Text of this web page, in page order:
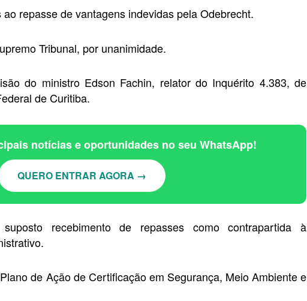
repasse de vantagens indevidas pela Odebrecht.
Tribunal, por unanimidade.
do ministro Edson Fachin, relator do Inquérito 4.383, de
de Curitiba.
notícias e oportunidades no seu WhatsApp!
QUERO ENTRAR AGORA →
recebimento de repasses como contrapartida à
de Ação de Certificação em Segurança, Meio Ambiente e